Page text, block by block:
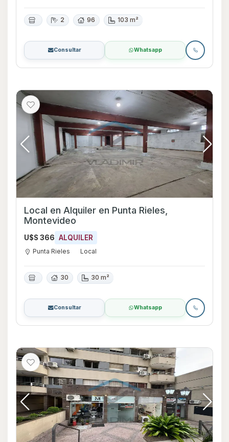
2 96 103 m²
Consultar Whatsapp
Local en Alquiler en Punta Rieles,
Montevideo
U$S 366 ALQUILER
Punta Rieles Local
30 30 m²
Consultar Whatsapp